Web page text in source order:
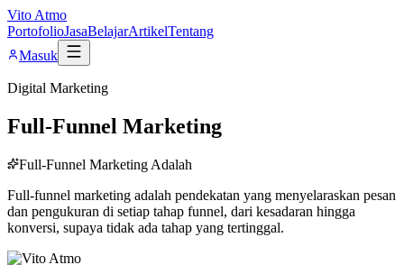
Vito Atmo
PortofolioJasaBelajarArtikelTentang
Masuk
Digital Marketing
Full-Funnel Marketing
Full-Funnel Marketing Adalah
Full-funnel marketing adalah pendekatan yang menyelaraskan pesan
dan pengukuran di setiap tahap funnel, dari kesadaran hingga
konversi, supaya tidak ada tahap yang tertinggal.